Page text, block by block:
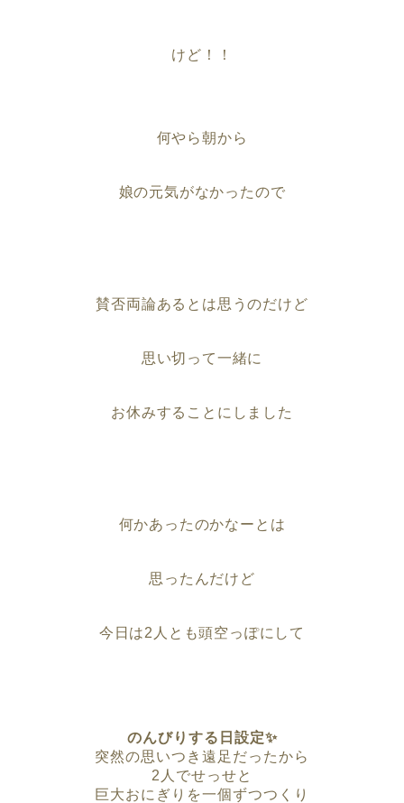
けど！！
何やら朝から
娘の元気がなかったので
賛否両論あるとは思うのだけど
思い切って一緒に
お休みすることにしました
何かあったのかなーとは
思ったんだけど
今日は2人とも頭空っぽにして
のんびりする日設定✨
突然の思いつき遠足だったから
2人でせっせと
巨大おにぎりを一個ずつつくり